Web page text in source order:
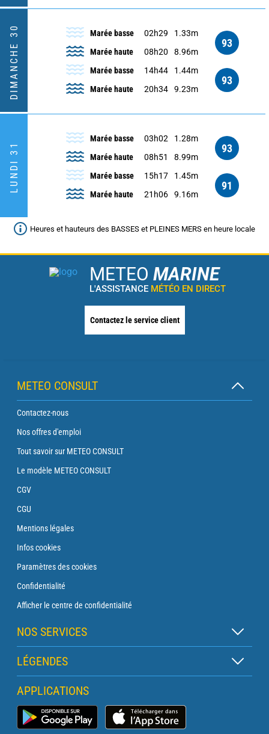
DIMANCHE 30 Marée basse 02h29
1.33m
Marée haute
08h20 8.96m
93
Marée basse 14h44
1.44m
Marée haute
20h34 9.23m
93
LUNDI 31
Marée basse 03h02
1.28m
Marée haute
08h51 8.99m
93
Marée basse 15h17
1.45m
Marée haute
21h06 9.16m
91
Heures et hauteurs des BASSES et PLEINES MERS en heure locale
METEO MARINE
L'ASSISTANCE MÉTÉO EN DIRECT
Contactez le service client
METEO CONSULT
Contactez-nous
Nos offres d'emploi
Tout savoir sur METEO CONSULT
Le modèle METEO CONSULT
CGV
CGU
Mentions légales
Infos cookies
Paramètres des cookies
Confidentialité
Afficher le centre de confidentialité
NOS SERVICES
Abonnement Zen
Abonnement Balise
Abonnement Traversée
Abonnement Phare
LÉGENDES
Légende des cartes
Légende des pictogrammes
Glossaire
APPLICATIONS
Application Météo Marine